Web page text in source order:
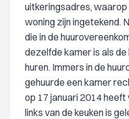
uitkeringsadres,
woning zijn ingetekend.
die in de
dezelfde kamer is als
huren. Immers in de
gehuurde een kamer
op 17 januari 2014
links van de keuken is